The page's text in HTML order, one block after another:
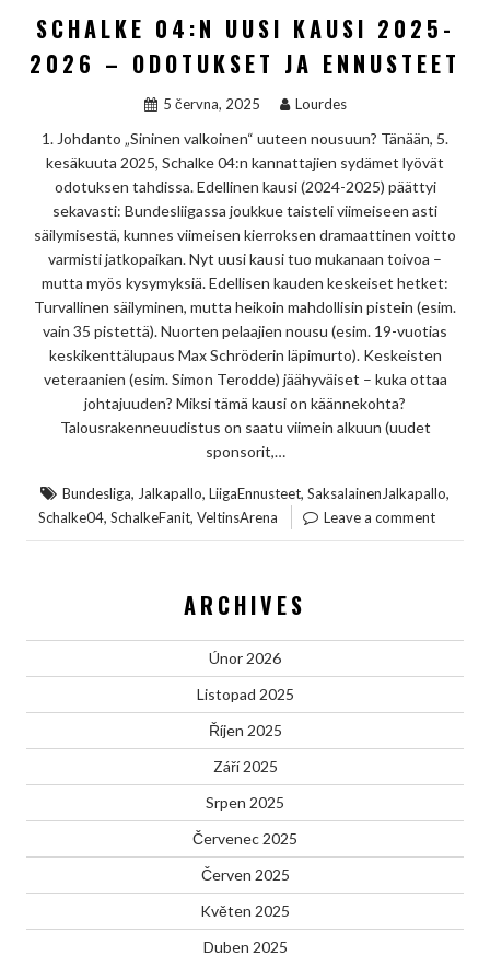
SCHALKE 04:N UUSI KAUSI 2025-
2026 – ODOTUKSET JA ENNUSTEET
5 června, 2025 Lourdes
1. Johdanto „Sininen valkoinen“ uuteen nousuun? Tänään, 5.
kesäkuuta 2025, Schalke 04:n kannattajien sydämet lyövät
odotuksen tahdissa. Edellinen kausi (2024-2025) päättyi
sekavasti: Bundesliigassa joukkue taisteli viimeiseen asti
säilymisestä, kunnes viimeisen kierroksen dramaattinen voitto
varmisti jatkopaikan. Nyt uusi kausi tuo mukanaan toivoa –
mutta myös kysymyksiä. Edellisen kauden keskeiset hetket:
Turvallinen säilyminen, mutta heikoin mahdollisin pistein (esim.
vain 35 pistettä). Nuorten pelaajien nousu (esim. 19-vuotias
keskikenttälupaus Max Schröderin läpimurto). Keskeisten
veteraanien (esim. Simon Terodde) jäähyväiset – kuka ottaa
johtajuuden? Miksi tämä kausi on käännekohta?
Talousrakenneuudistus on saatu viimein alkuun (uudet
sponsorit,…
Bundesliga, Jalkapallo, LiigaEnnusteet, SaksalainenJalkapallo,
Schalke04, SchalkeFanit, VeltinsArena Leave a comment
ARCHIVES
Únor 2026
Listopad 2025
Říjen 2025
Září 2025
Srpen 2025
Červenec 2025
Červen 2025
Květen 2025
Duben 2025